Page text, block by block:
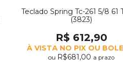
Teclado Spring Tc-261 5/8 61
(3823)
R$ 612,90
À VISTA NO PIX OU
ou R$681,00 a prazo